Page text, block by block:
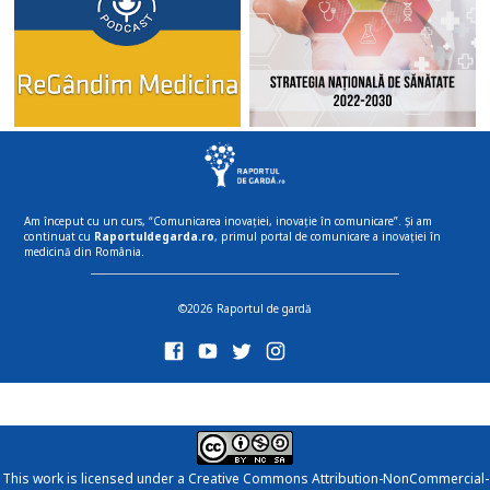
Am început cu un curs, “Comunicarea inovației, inovație în comunicare”. Și am
continuat cu Raportuldegarda.ro, primul portal de comunicare a inovației în
medicină din România.
©2026 Raportul de gardă
This work is licensed under a Creative Commons Attribution-NonCommercial-